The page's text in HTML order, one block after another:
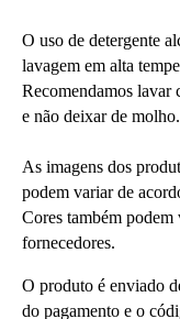
O uso de detergente
lavagem em alta
Recomendamos lavar
e não deixar de molho.
As imagens dos
podem variar de
Cores também
fornecedores.
O produto é enviado
do pagamento e o